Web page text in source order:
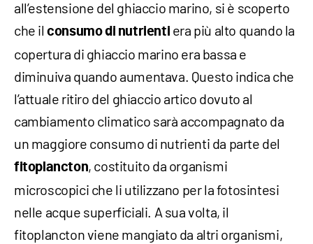
all’estensione del ghiaccio marino, si è scoperto
che ilconsumo di nutrienti era più alto quando la
copertura di ghiaccio marino era bassa e
diminuiva quando aumentava. Questo indica che
l’attuale ritiro del ghiaccio artico dovuto al
cambiamento climatico sarà accompagnato da
un maggiore consumo di nutrienti da parte del
fitoplancton, costituito da organismi
microscopici che li utilizzano per la fotosintesi
nelle acque superficiali. A sua volta, il
fitoplancton viene mangiato da altri organismi,